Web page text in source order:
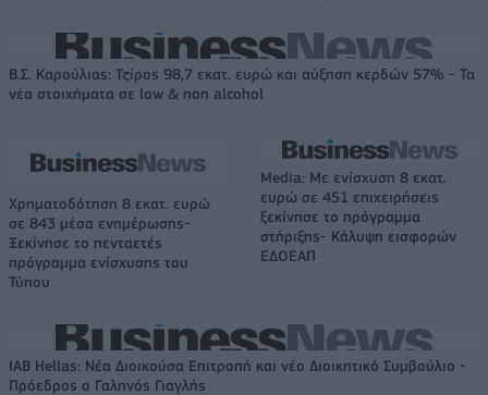
Β.Σ. Καρούλιας: Τζίρος 98,7 εκατ. ευρώ και αύξηση κερδών 57% - Τα
νέα στοιχήματα σε low & non alcohol
Χρηματοδότηση 8 εκατ. ευρώ
σε 843 μέσα ενημέρωσης-
Ξεκίνησε το πενταετές
πρόγραμμα ενίσχυσης του
Τύπου
Media: Με ενίσχυση 8 εκατ.
ευρώ σε 451 επιχειρήσεις
ξεκίνησε το πρόγραμμα
στήριξης- Κάλυψη εισφορών
ΕΔΟΕΑΠ
IAB Hellas: Νέα Διοικούσα Επιτροπή και νέο Διοικητικό Συμβούλιο -
Πρόεδρος ο Γαληνός Γιαγλής